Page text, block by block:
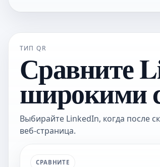
ТИП QR
Сравните
широкими
Выбирайте LinkedIn, когда после
веб-страница.
СРАВНИТЕ